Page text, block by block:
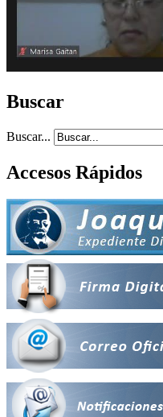
Buscar
Buscar...
Accesos Rápidos